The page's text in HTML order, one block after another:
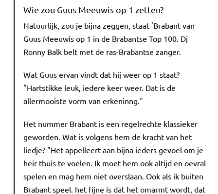
Wie zou Guus Meeuwis op 1 zetten?
Natuurlijk, zou je bijna zeggen, staat 'Brabant van
Guus Meeuwis op 1 in de Brabantse Top 100. Dj
Ronny Balk belt met de ras-Brabantse zanger.
Wat Guus ervan vindt dat hij weer op 1 staat?
"Hartstikke leuk, iedere keer weer. Dat is de
allermooiste vorm van erkeninng."
Het nummer Brabant is een regelrechte klassieker
geworden. Wat is volgens hem de kracht van het
liedje? "Het appelleert aan bijna ieders gevoel om je
heir thuis te voelen. Ik moet hem ook altijd en oevral
spelen en mag hem niet overslaan. Ook als ik buiten
Brabant speel. het fijne is dat het omarmt wordt, dat